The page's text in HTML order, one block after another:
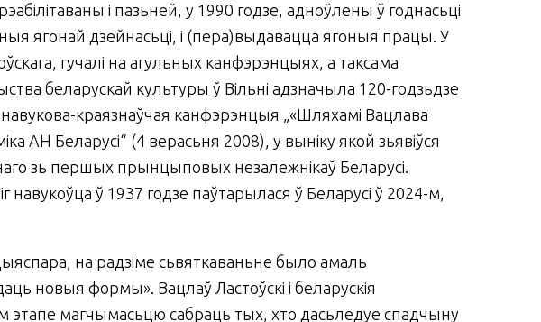
і пазьней, у 1990 годзе, адноўлены ў годнасьці
ягонай дзейнасьці, і (пера)выдавацца ягоныя працы. У
гучалі на агульных канфэрэнцыях, а таксама
беларускай культуры ў Вільні адзначыла 120-годзьдзе
навукова-краязнаўчая канфэрэнцыя „«Шляхамі Вацлава
АН Беларусі“ (4 верасьня 2008), у выніку якой зьявіўся
зь першых прынцыповых незалежнікаў Беларусі.
навукоўца ў 1937 годзе паўтарылася ў Беларусі ў 2024-м,
на радзіме сьвяткаваньне было амаль
новыя формы». Вацлаў Ластоўскі і беларускія
этапе магчымасьцю сабраць тых, хто дасьледуе спадчыну